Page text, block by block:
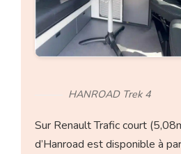
HANROAD Trek 4
Sur Renault Trafic court
d’Hanroad est disponible à